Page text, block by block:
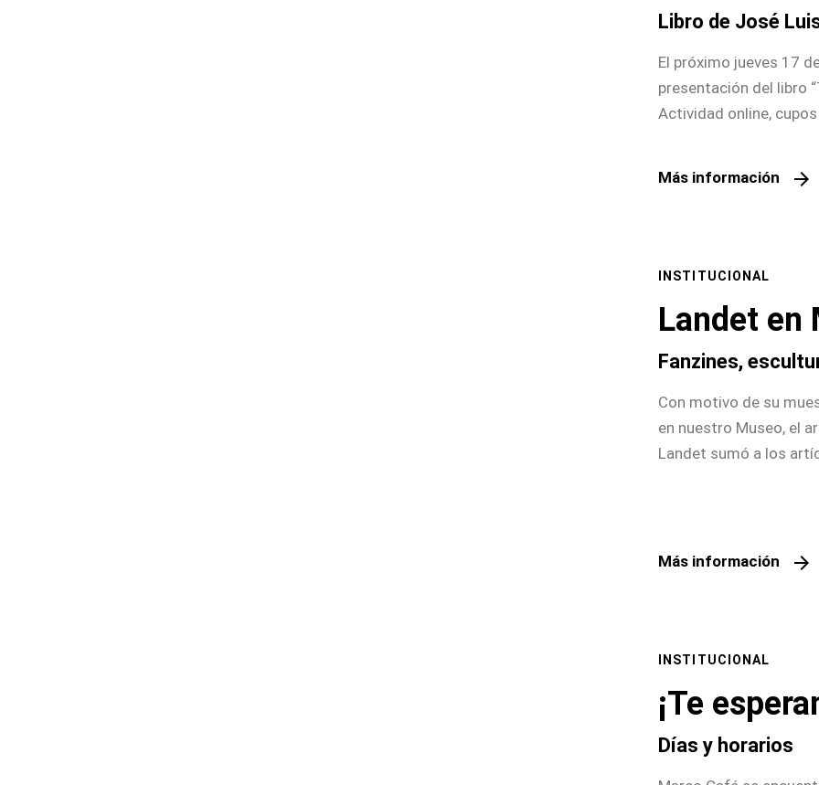
Libro de José
El próximo jueves 17
presentación del libro
Actividad online,
Más información arrow_forward
INSTITUCIONAL
Landet en
Fanzines,
Con motivo de su
en nuestro Museo, el
Landet sumó a los
cemento, hierro y
Más información arrow_forward
INSTITUCIONAL
¡Te
Días y horarios